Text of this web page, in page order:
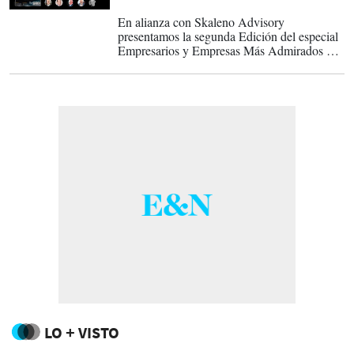
En alianza con Skaleno Advisory
presentamos la segunda Edición del especial
Empresarios y Empresas Más Admirados de
perfil de liderazgo de los timoneles de la
LO + VISTO